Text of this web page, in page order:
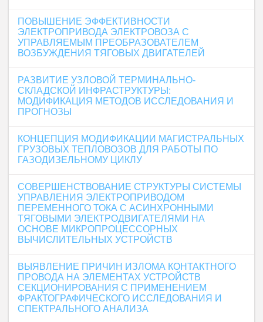
ПОВЫШЕНИЕ ЭФФЕКТИВНОСТИ
ЭЛЕКТРОПРИВОДА ЭЛЕКТРОВОЗА С
УПРАВЛЯЕМЫМ ПРЕОБРАЗОВАТЕЛЕМ
ВОЗБУЖДЕНИЯ ТЯГОВЫХ ДВИГАТЕЛЕЙ
РАЗВИТИЕ УЗЛОВОЙ ТЕРМИНАЛЬНО-
СКЛАДСКОЙ ИНФРАСТРУКТУРЫ:
МОДИФИКАЦИЯ МЕТОДОВ ИССЛЕДОВАНИЯ И
ПРОГНОЗЫ
КОНЦЕПЦИЯ МОДИФИКАЦИИ МАГИСТРАЛЬНЫХ
ГРУЗОВЫХ ТЕПЛОВОЗОВ ДЛЯ РАБОТЫ ПО
ГАЗОДИЗЕЛЬНОМУ ЦИКЛУ
СОВЕРШЕНСТВОВАНИЕ СТРУКТУРЫ СИСТЕМЫ
УПРАВЛЕНИЯ ЭЛЕКТРОПРИВОДОМ
ПЕРЕМЕННОГО ТОКА С АСИНХРОННЫМИ
ТЯГОВЫМИ ЭЛЕКТРОДВИГАТЕЛЯМИ НА
ОСНОВЕ МИКРОПРОЦЕССОРНЫХ
ВЫЧИСЛИТЕЛЬНЫХ УСТРОЙСТВ
ВЫЯВЛЕНИЕ ПРИЧИН ИЗЛОМА КОНТАКТНОГО
ПРОВОДА НА ЭЛЕМЕНТАХ УСТРОЙСТВ
СЕКЦИОНИРОВАНИЯ С ПРИМЕНЕНИЕМ
ФРАКТОГРАФИЧЕСКОГО ИССЛЕДОВАНИЯ И
СПЕКТРАЛЬНОГО АНАЛИЗА